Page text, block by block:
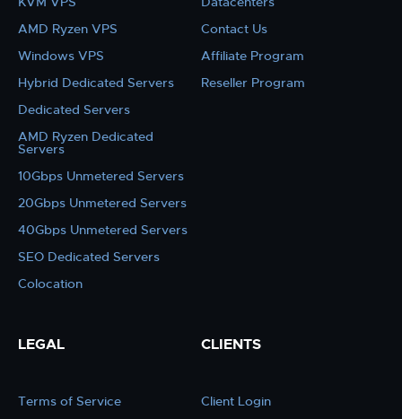
AMD Ryzen VPS
Windows VPS
Hybrid Dedicated Servers
Dedicated Servers
AMD Ryzen Dedicated
Servers
10Gbps Unmetered Servers
20Gbps Unmetered Servers
40Gbps Unmetered Servers
SEO Dedicated Servers
Colocation
Contact Us
Affiliate Program
Reseller Program
LEGAL
Terms of Service
CLIENTS
Client Login